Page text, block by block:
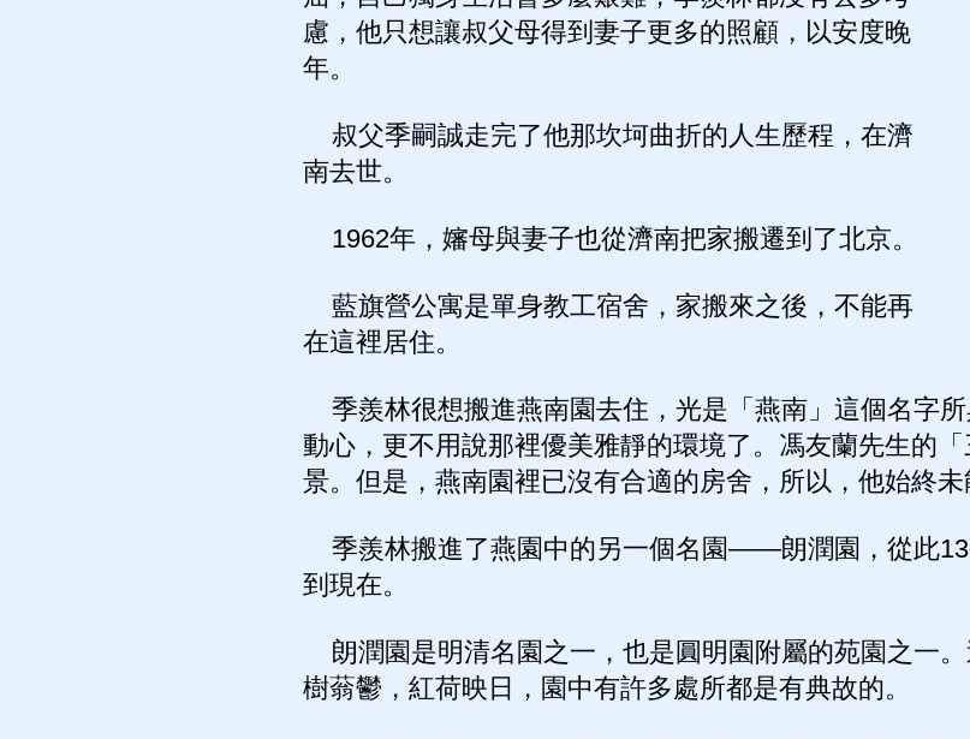
慮，他只想讓叔父母得到妻子更多的照顧，以安度晚
年。
叔父季嗣誠走完了他那坎坷曲折的人生歷程，在濟
南去世。
1962年，嬸母與妻子也從濟南把家搬遷到了北京。
藍旗營公寓是單身教工宿舍，家搬來之後，不能再
在這裡居住。
季羨林很想搬進燕南園去住，光是「燕南」這個名字
動心，更不用說那裡優美雅靜的環境了。馮友蘭先生的
景。但是，燕南園裡已沒有合適的房舍，所以，他始終未
季羨林搬進了燕園中的另一個名園——朗潤園，從此13
到現在。
朗潤園是明清名園之一，也是圓明園附屬的苑園之一
樹蓊鬱，紅荷映日，園中有許多處所都是有典故的。